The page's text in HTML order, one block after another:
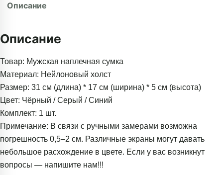
Описание
Описание
Товар: Мужская наплечная сумка
Материал: Нейлоновый холст
Размер: 31 см (длина) * 17 см (ширина) * 5 см (высота)
Цвет: Чёрный / Серый / Синий
Комплект: 1 шт.
Примечание: В связи с ручными замерами возможна
погрешность 0,5–2 см. Различные экраны могут давать
небольшое расхождение в цвете. Если у вас возникнут
вопросы — напишите нам!!!